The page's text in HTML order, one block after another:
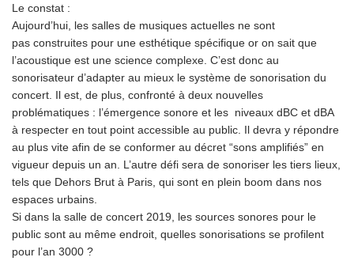
Le constat :
Aujourd’hui, les salles de musiques actuelles ne sont
pas construites pour une esthétique spécifique or on sait que
l’acoustique est une science complexe. C’est donc au
sonorisateur d’adapter au mieux le système de sonorisation du
concert. Il est, de plus, confronté à deux nouvelles
problématiques : l’émergence sonore et les niveaux dBC et dBA
à respecter en tout point accessible au public. Il devra y répondre
au plus vite afin de se conformer au décret “sons amplifiés” en
vigueur depuis un an. L’autre défi sera de sonoriser les tiers lieux,
tels que Dehors Brut à Paris, qui sont en plein boom dans nos
espaces urbains.
Si dans la salle de concert 2019, les sources sonores pour le
public sont au même endroit, quelles sonorisations se profilent
pour l’an 3000 ?